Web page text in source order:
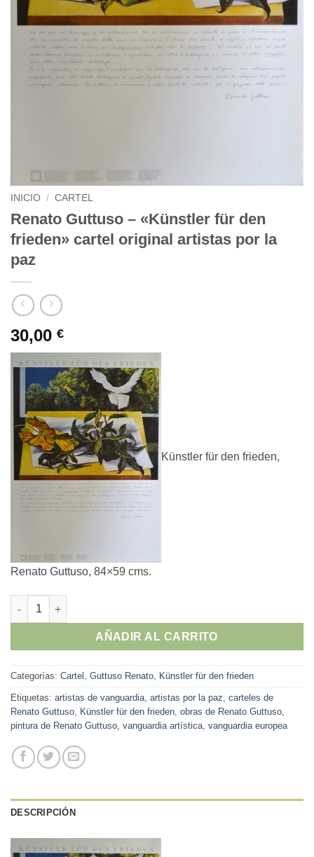
INICIO / CARTEL
Renato Guttuso – «Künstler für den
frieden» cartel original artistas por la
paz
30,00 €
Künstler für den frieden,
Renato Guttuso, 84×59 cms.
Renato Guttuso - "Künstler für den frieden" cartel original
AÑADIR AL CARRITO
Categorías: Cartel Guttuso Renato Künstler für den frieden
Etiquetas: artistas de vanguardia artistas por la paz carteles de
Renato Guttuso
Künstler für den frieden obras de Renato Guttuso
pintura de Renato Guttuso vanguardia artística vanguardia europea
DESCRIPCIÓN